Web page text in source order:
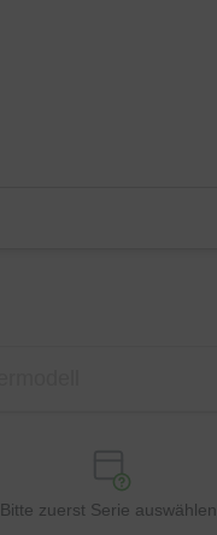
Bitte zuerst Serie auswählen